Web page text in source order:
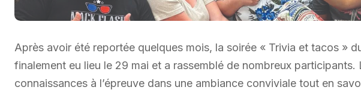
Après avoir été reportée quelques mois, la soirée « Trivia et tacos »
finalement eu lieu le 29 mai et a rassemblé de nombreux participants.
connaissances à l’épreuve dans une ambiance conviviale tout en